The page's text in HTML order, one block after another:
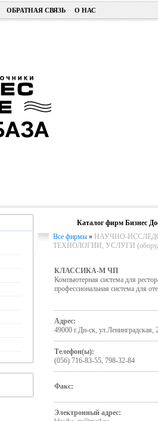
ОБРАТНАЯ СВЯЗЬ О НАС
Каталог фирм Бизнес
Все фирмы » НАУЧНО-
ТЕХНОЛОГИИ, УСЛУГИ
КЛАССИКА-М ЧП
Компьютерная система для
профессиональная система для
Адрес:
49000 г.Дн-ск, ул.Ленинградская,
Телефон(ы):
(056) 716-83-55, 798-32-84
Факс:
Электронный адрес: